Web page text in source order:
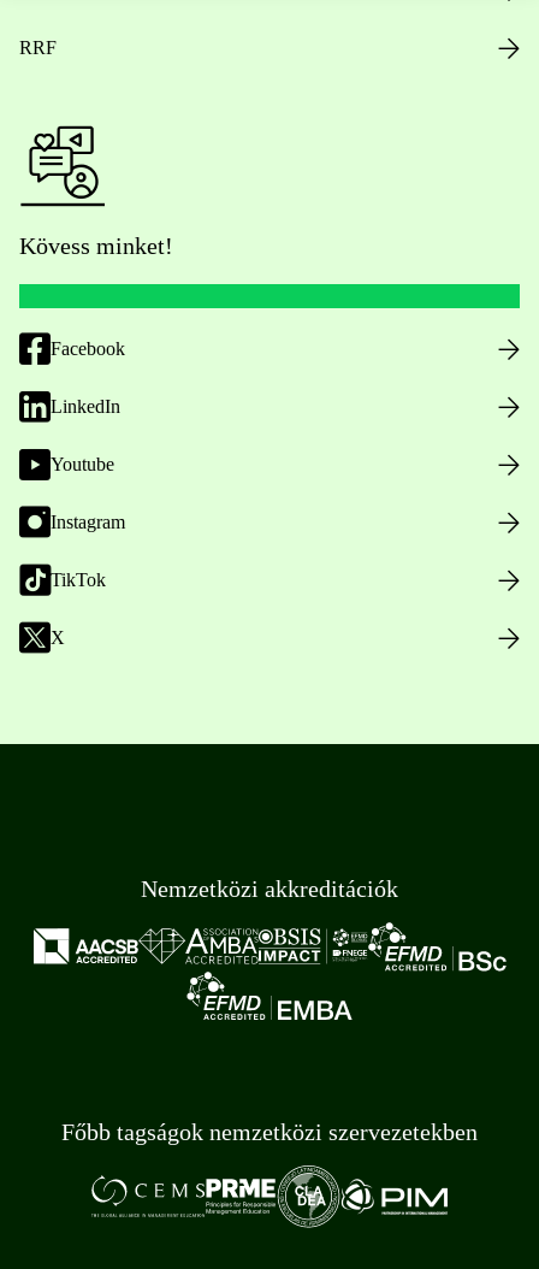
RRF
Kövess minket!
Facebook
LinkedIn
Youtube
Instagram
TikTok
X
Nemzetközi akkreditációk
Főbb tagságok nemzetközi szervezetekben